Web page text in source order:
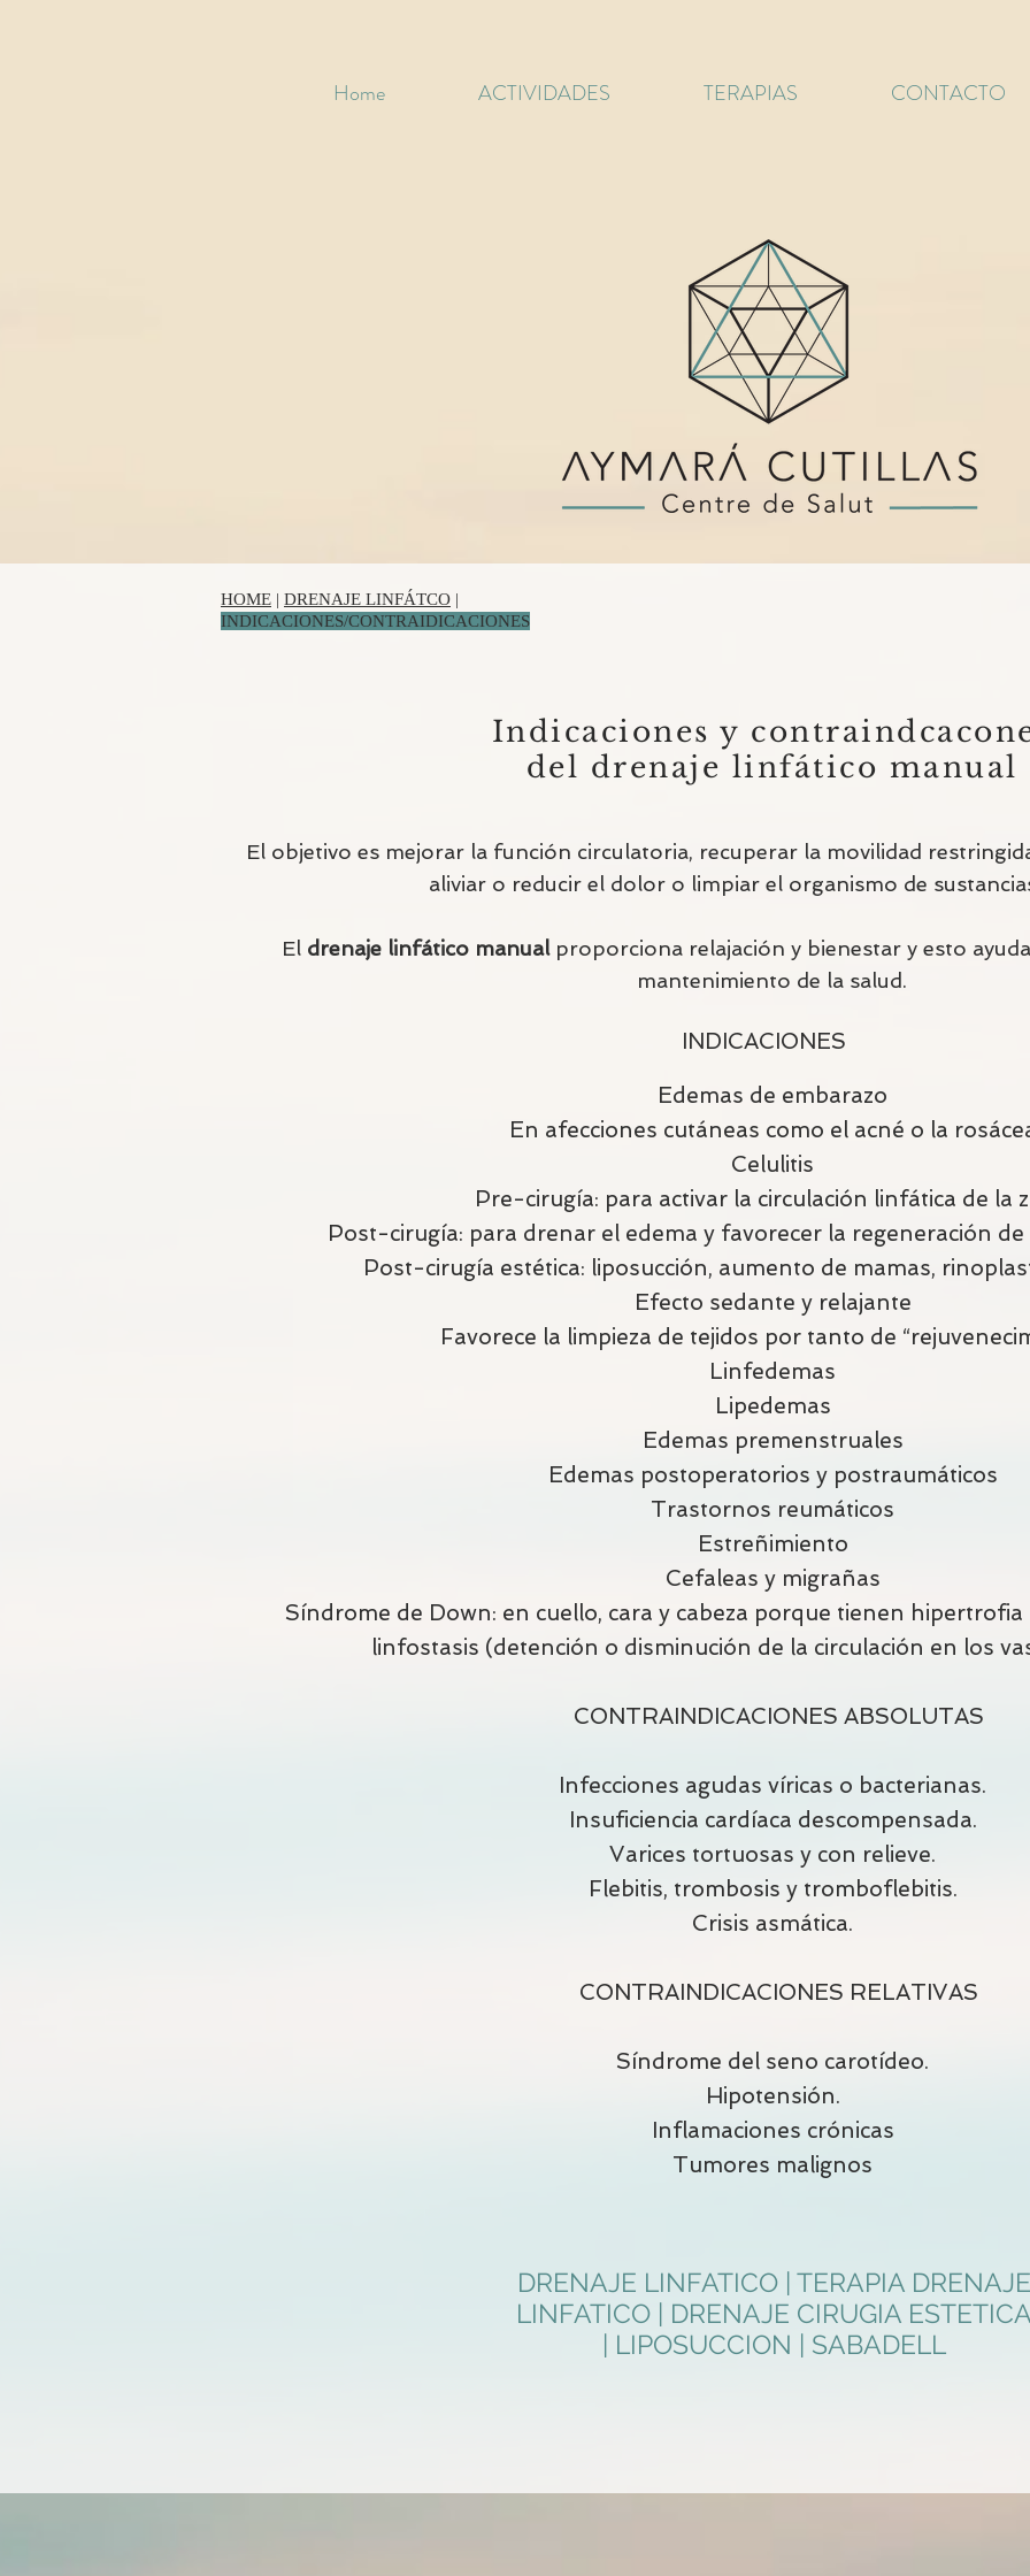
Home ACTIVIDADES TERAPIAS CONTACTO
Indicaciones y
del drenaje linfático manual
El objetivo es mejorar la función circulatoria, recuperar la movilidad
aliviar o reducir el dolor o limpiar el organismo de
El drenaje linfático manualproporciona relajación y bienestar y esto
mantenimiento de la salud.
INDICACIONES
Edemas de embarazo
En afecciones cutáneas como el acné o la
Celulitis
Pre-cirugía: para activar la circulación linfática de la
Post-cirugía: para drenar el edema y favorecer la regeneración de
Post-cirugía estética: liposucción, aumento de mamas,
Efecto sedante y relajante
Favorece la limpieza de tejidos por tanto de
Linfedemas
Lipedemas
Edemas premenstruales
Edemas postoperatorios y postraumáticos
Trastornos reumáticos
Estreñimiento
Cefaleas y migrañas
Síndrome de Down: en cuello, cara y cabeza porque tienen
linfostasis (detención o disminución de la circulación en los
CONTRAINDICACIONES ABSOLUTAS
Infecciones agudas víricas o bacterianas.
Insuficiencia cardíaca descompensada.
Varices tortuosas y con relieve.
Flebitis, trombosis y tromboflebitis.
Crisis asmática.
CONTRAINDICACIONES RELATIVAS
Síndrome del seno carotídeo.
Hipotensión.
Inflamaciones crónicas
Tumores malignos
DRENAJE LINFATICO | TERAPIA DRENAJE
LINFATICO | DRENAJE CIRUGIA
| LIPOSUCCION | SABADELL
HOME | DRENAJE LINFÁTCO |
INDICACIONES/CONTRAIDICACIONES